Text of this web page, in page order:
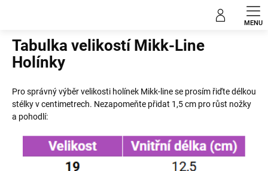
Tabulka velikostí Mikk-Line
Holínky
Prosprávnývýběrvelikosti holínek Mikk-linese prosím řiďtedélkou
stélkyvcentimetrech. Nezapomeňte přidat 1 ,5cm pro růst nožky
a pohodlí: